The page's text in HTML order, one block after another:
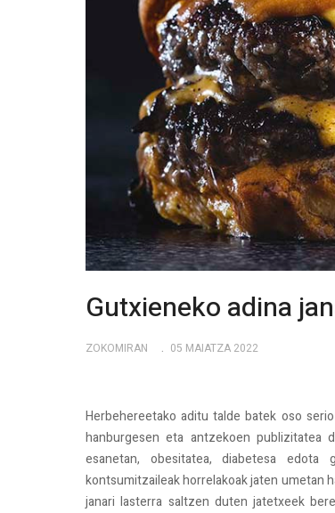
Gutxieneko adina
ZOKOMIRAN 05 MAIATZA 2022
Herbehereetako aditu talde batek oso
hanburgesen eta antzekoen publizitatea
esanetan, obesitatea, diabetesa edota
kontsumitzaileak horrelakoak jaten umetan
janari lasterra saltzen duten jatetxeek